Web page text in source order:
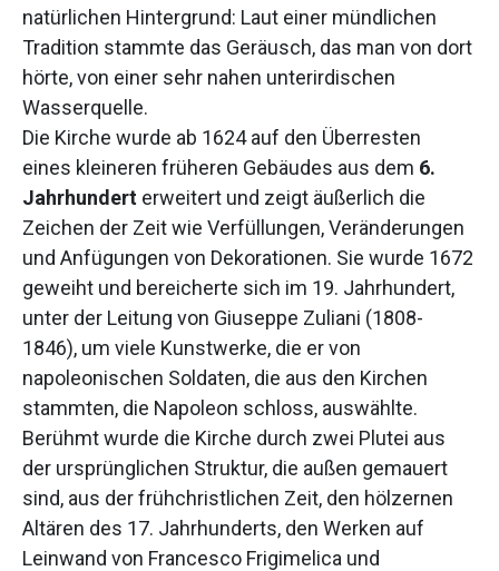
natürlichen Hintergrund: Laut einer mündlichen
Tradition stammte das Geräusch, das man von dort
hörte, von einer sehr nahen unterirdischen
Wasserquelle.
Die Kirche wurde ab 1624 auf den Überresten
eines kleineren früheren Gebäudes aus dem 6.
Jahrhundert erweitert und zeigt äußerlich die
Zeichen der Zeit wie Verfüllungen, Veränderungen
und Anfügungen von Dekorationen. Sie wurde 1672
geweiht und bereicherte sich im 19. Jahrhundert,
unter der Leitung von Giuseppe Zuliani (1808-
1846), um viele Kunstwerke, die er von
napoleonischen Soldaten, die aus den Kirchen
stammten, die Napoleon schloss, auswählte.
Berühmt wurde die Kirche durch zwei Plutei aus
der ursprünglichen Struktur, die außen gemauert
sind, aus der frühchristlichen Zeit, den hölzernen
Altären des 17. Jahrhunderts, den Werken auf
Leinwand von Francesco Frigimelica und